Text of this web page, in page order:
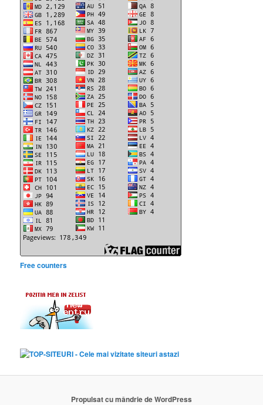
Free counters
Propulsat cu mândrie de WordPress